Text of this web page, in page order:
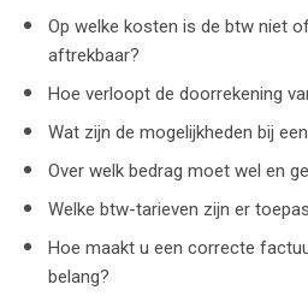
Op welke kosten is de btw niet
aftrekbaar?
Hoe verloopt de doorrekening
Wat zijn de mogelijkheden bij
Over welk bedrag moet wel en
Welke btw-tarieven zijn er
Hoe maakt u een correcte
belang?